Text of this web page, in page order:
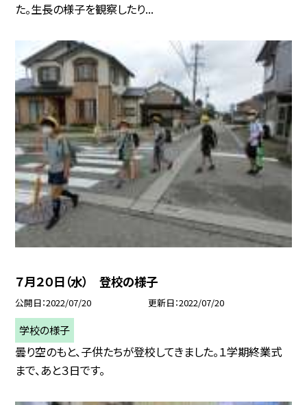
た。生長の様子を観察したり...
７月２０日（水） 登校の様子
公開日 2022/07/20 更新日 2022/07/20
学校の様子
曇り空のもと、子供たちが登校してきました。１学期終業式
まで、あと３日です。